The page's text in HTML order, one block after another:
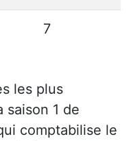
7
les plus
saison 1 de
comptabilise le